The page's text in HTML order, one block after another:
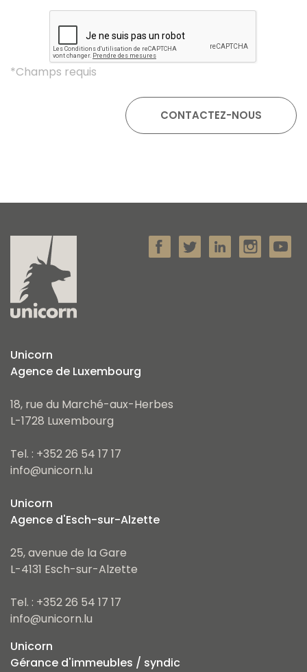
*Champs requis
Unicorn
Agence de Luxembourg
18, rue du Marché-aux-Herbes
L-1728 Luxembourg
Tel. : +352 26 54 17 17
info@unicorn.lu
Unicorn
Agence d'Esch-sur-Alzette
25, avenue de la Gare
L-4131 Esch-sur-Alzette
Tel. : +352 26 54 17 17
info@unicorn.lu
Unicorn
Gérance d'immeubles / syndic